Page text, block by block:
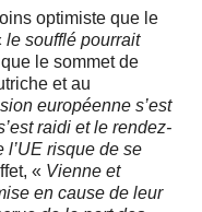
optimiste que le
le soufflé pourrait
le sommet de
et au
européenne s’est
raidi et le rendez-
l’UE risque de se
« Vienne et
en cause de leur